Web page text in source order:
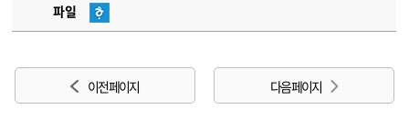
파일
이전 페이지 다음 페이지